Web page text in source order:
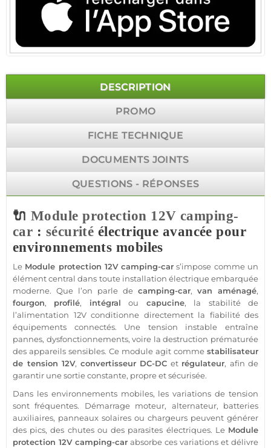
DESCRIPTION
PROMO
FICHE TECHNIQUE
DOCUMENTS JOINTS
QUESTIONS - RÉPONSES
🔌 Module protection 12V camping-
car : sécurité électrique avancée pour
environnements mobiles
Le Module protection 12V camping-car s’impose comme un
élément central dans toute installation électrique embarquée
moderne. Que l’on parle de camping-car, van aménagé,
fourgon, profilé, intégral ou capucine, la stabilité de
l’alimentation 12Vconditionne directement la fiabilité des
équipements connectés. Une tension instable entraîne
pannes, dysfonctionnements, voire la destruction prématurée
des appareils sensibles. Ce module agit comme stabilisateur
de tension 12V, convertisseur DC-DC et régulateur, afin de
garantir unesortieconstante, propre et sécurisée.
Dans les environnements mobiles, les variations de tension
sont fréquentes. Démarrage moteur, alternateur, batteries
auxiliaires, panneaux solaires ou chargeurs peuvent générer
des pics, des chutes ou des parasites électriques. Le Module
protection 12V camping-car absorbe ces variations et délivre